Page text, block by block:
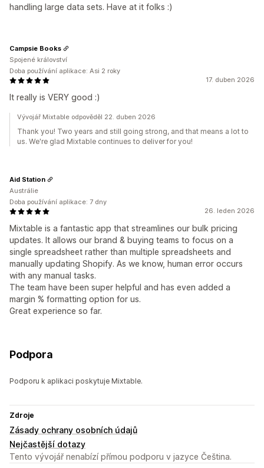
handling large data sets. Have at it folks :)
17. duben 2026
It really is VERY good :)
Campsie Books
Spojené království
Doba používání aplikace: Asi 2 roky
Vývojář Mixtable odpověděl 22. duben 2026
Thank you! Two years and still going strong, and that means a lot to
us. We're glad Mixtable continues to deliver for you!
26. leden 2026
Mixtable is a fantastic app that streamlines our bulk pricing
updates. It allows our brand & buying teams to focus on a
single spreadsheet rather than multiple spreadsheets and
manually updating Shopify. As we know, human error occurs
with any manual tasks.
The team have been super helpful and has even added a
margin % formatting option for us.
Great experience so far.
Aid Station
Austrálie
Doba používání aplikace: 7 dny
Podpora
Podporu k aplikaci poskytuje Mixtable.
Zdroje
Zásady ochrany osobních údajů
Nejčastější dotazy
Tento vývojář nenabízí přímou podporu v jazyce Čeština.